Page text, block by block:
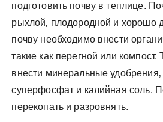
подготовить почву в теплице.
рыхлой‚ плодородной и хорошо
почву необходимо внести
такие как перегной или
внести минеральные удобрения‚
суперфосфат и калийная соль.
перекопать и разровнять.